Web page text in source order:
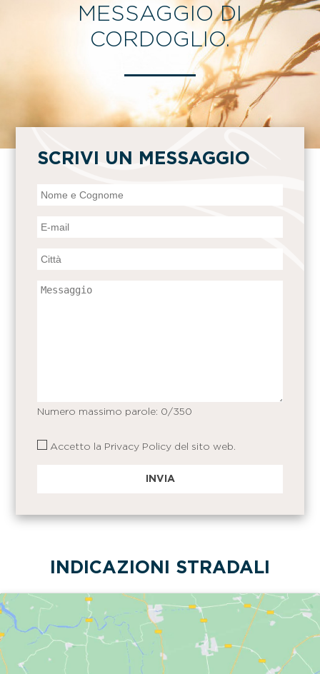
MESSAGGIO DI
CORDOGLIO.
SCRIVI UN MESSAGGIO
Numero massimo parole: 0/350
Accetto la Privacy Policy del sito web.
INDICAZIONI STRADALI